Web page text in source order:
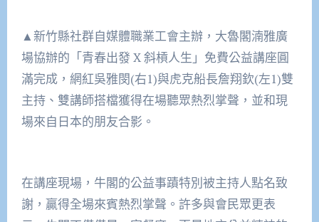
▲新竹縣社群自媒體職業工會主辦，大魯閣湳雅廣
場協辦的「青春出發 X 斜槓人生」免費公益講座圓
滿完成，網紅吳雅閔(右1)與虎克船長詹翔欽(左1)雙
主持、雙講師搭檔獲得在場聽眾熱烈掌聲，並和現
場來自日本的朋友合影。
在講座現場，牛閣的公益事蹟特別被主持人點名致
謝，贏得全場來賓熱烈掌聲。許多與會民眾更表